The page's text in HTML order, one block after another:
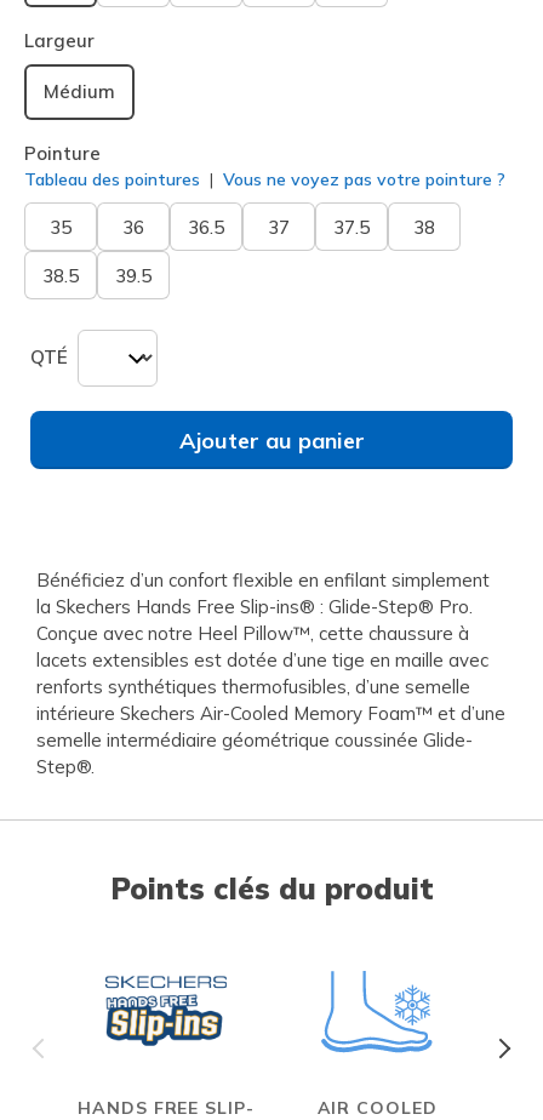
sélectionné
Largeur
Médium
Pointure
Tableau des pointures Vous ne voyez pas votre pointure ?
35 36 36.5 37 37.5 38
38.5 39.5
QTÉ
Ajouter au panier
Bénéficiez d’un confort flexible en enfilant simplement
la Skechers Hands Free Slip-ins® : Glide-Step® Pro.
Conçue avec notre Heel Pillow™, cette chaussure à
lacets extensibles est dotée d’une tige en maille avec
renforts synthétiques thermofusibles, d’une semelle
intérieure Skechers Air-Cooled Memory Foam™ et d’une
semelle intermédiaire géométrique coussinée Glide-
Step®.
Points clés du produit
HANDS FREE SLIP-
AIR COOLED